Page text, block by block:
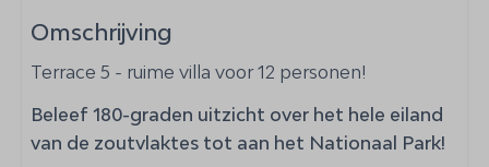
Buiten
Balkon
Hangmat
Magnesium zwembad
Omschrijving
Terrace 5 - ruime villa voor 12 personen!
Beleef 180-graden uitzicht over het hele eiland
van de zoutvlaktes tot aan het Nationaal Park!